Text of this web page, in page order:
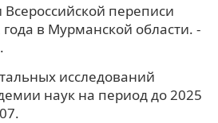
переписи
в Мурманской области. -
исследований
наук на период до 2025